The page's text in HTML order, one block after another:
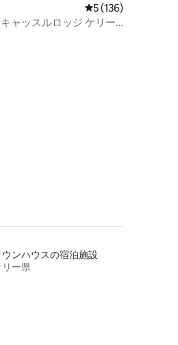
レビュー136件、5
5 (136)
ャッスルロッジ ケリー
ウンハウスの宿泊施設
リー県